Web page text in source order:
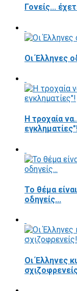
Γονείς...
Οι Έλληνες
Η τροχαία
Το θέμα
οδηγείς...
Οι Έλληνες